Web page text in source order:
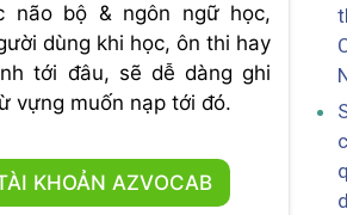
não bộ & ngôn ngữ học,
dùng khi học, ôn thi hay
tới đâu, sẽ dễ dàng ghi
vựng muốn nạp tới đó.
KHOẢN AZVOCAB